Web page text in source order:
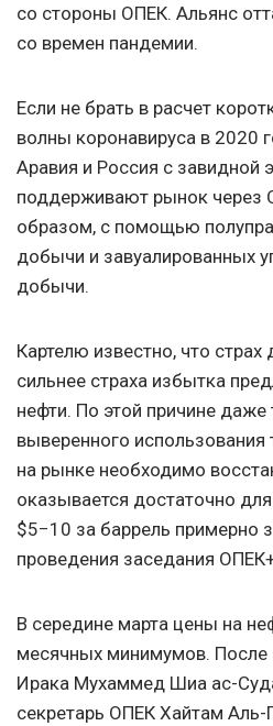
со стороны ОПЕК. Альянс
со времен пандемии.
Если не брать в расчет
волны коронавируса в 2020
Аравия и Россия с завидной
поддерживают рынок через
образом, с помощью
добычи и завуалированных
добычи.
Картелю известно, что
сильнее страха избытка
нефти. По этой причине даже
выверенного использования
на рынке необходимо
оказывается достаточно
$5−10 за баррель примерно
проведения заседания
В середине марта цены на
месячных минимумов. После
Ирака Мухаммед Шиа ас-
секретарь ОПЕК Хайтам Аль-